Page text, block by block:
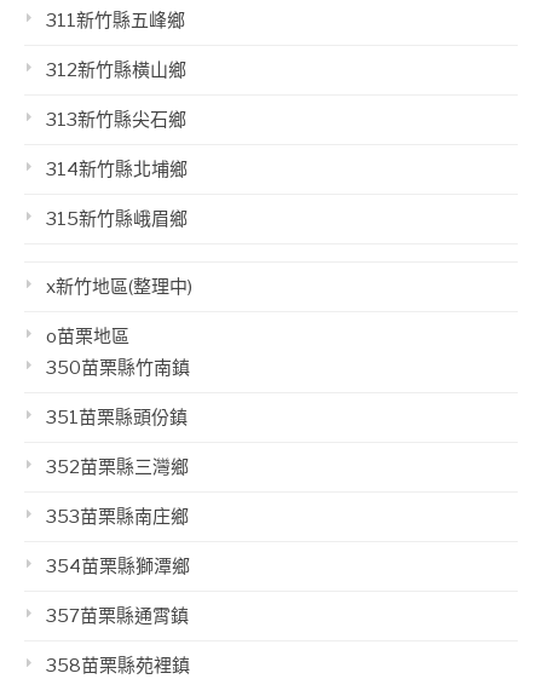
311新竹縣五峰鄉
312新竹縣橫山鄉
313新竹縣尖石鄉
314新竹縣北埔鄉
315新竹縣峨眉鄉
x新竹地區(整理中)
o苗栗地區
350苗栗縣竹南鎮
351苗栗縣頭份鎮
352苗栗縣三灣鄉
353苗栗縣南庄鄉
354苗栗縣獅潭鄉
357苗栗縣通霄鎮
358苗栗縣苑裡鎮